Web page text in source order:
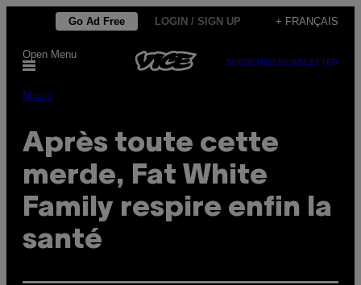
content
Go Ad Free LOGIN / SIGN UP + FRANÇAIS
Open Menu
SUBSCRIBENEWSLETTER
Music
Après toute cette
merde, Fat White
Family respire enfin la
santé